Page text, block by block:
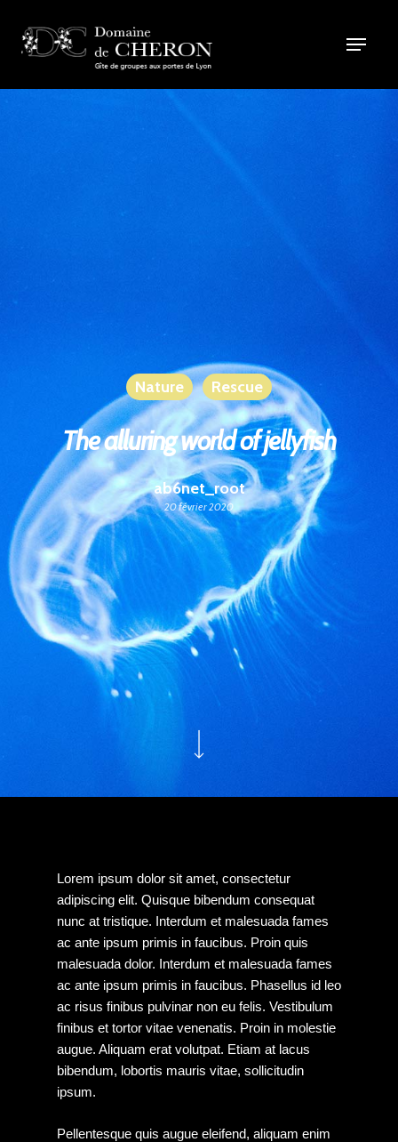
Nature Rescue
The alluring world of jellyfish
ab6net_root
20 février 2020
Lorem ipsum dolor sit amet, consectetur
adipiscing elit. Quisque bibendum consequat
nunc at tristique. Interdum et malesuada fames
ac ante ipsum primis in faucibus. Proin quis
malesuada dolor. Interdum et malesuada fames
ac ante ipsum primis in faucibus. Phasellus id leo
ac risus finibus pulvinar non eu felis. Vestibulum
finibus et tortor vitae venenatis. Proin in molestie
augue. Aliquam erat volutpat. Etiam at lacus
bibendum, lobortis mauris vitae, sollicitudin
ipsum.
Pellentesque quis augue eleifend, aliquam enim